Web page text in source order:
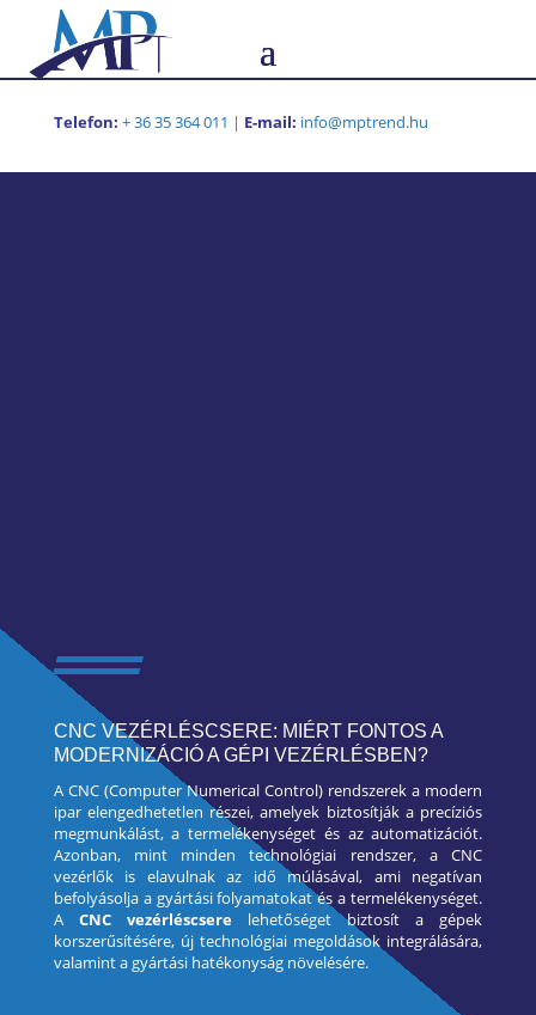
Telefon: + 36 35 364 011 | E-mail: info@mptrend.hu
CNC VEZÉRLÉSCSERE: MIÉRT FONTOS A
MODERNIZÁCIÓ A GÉPI VEZÉRLÉSBEN?
A CNC (Computer Numerical Control) rendszerek a modern
ipar elengedhetetlen részei, amelyek biztosítják a precíziós
megmunkálást, a termelékenységet és az automatizációt.
Azonban, mint minden technológiai rendszer, a CNC
vezérlők is elavulnak az idő múlásával, ami negatívan
befolyásolja a gyártási folyamatokat és a termelékenységet.
A CNC vezérléscserelehetőséget biztosít a gépek
korszerűsítésére, új technológiai megoldások integrálására,
valamint a gyártási hatékonyság növelésére.